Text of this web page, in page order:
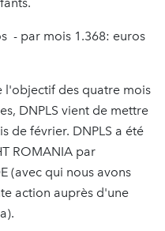
- par mois 1.368: euros
l'objectif des quatre mois
DNPLS vient de mettre
de février. DNPLS a été
ROMANIA par
(avec qui nous avons
action auprès d'une